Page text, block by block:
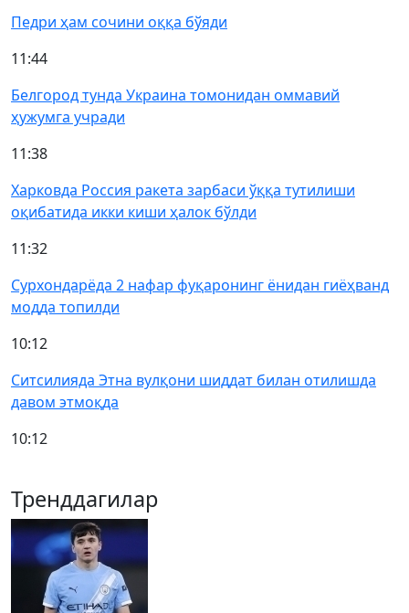
Педри ҳам сочини оққа бўяди
11:44
Белгород тунда Украина томонидан оммавий
ҳужумга учради
11:38
Харковда Россия ракета зарбаси ўққа тутилиши
оқибатида икки киши ҳалок бўлди
11:32
Сурхондарёда 2 нафар фуқаронинг ёнидан гиёҳванд
модда топилди
10:12
Ситсилияда Этна вулқони шиддат билан отилишда
давом этмоқда
10:12
Тренддагилар